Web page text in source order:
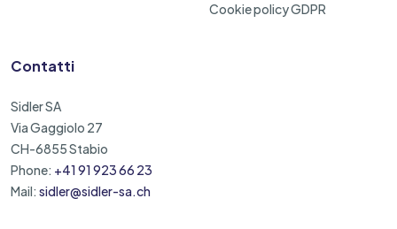
Cookie policy GDPR
Contatti
Sidler SA
Via Gaggiolo 27
CH-6855 Stabio
Phone: +41 91 923 66 23
Mail: sidler@sidler-sa.ch